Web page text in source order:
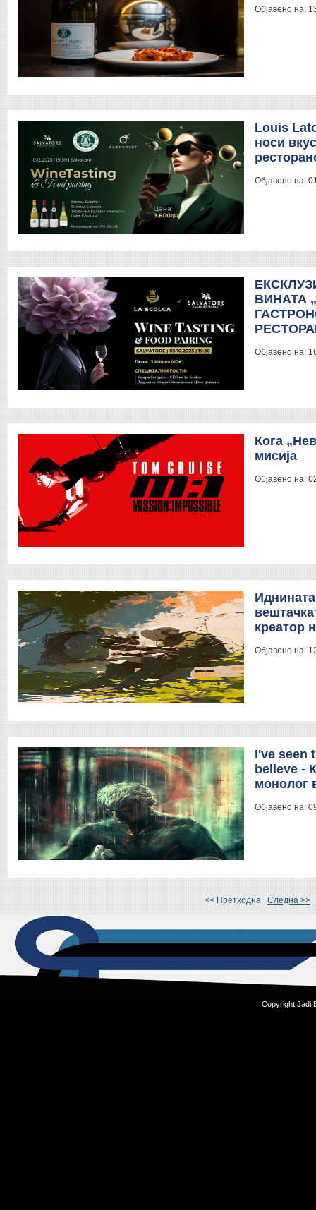
Објавено на:
Louis
носи
Објавено на:
ВИНАТА
Објавено на:
Кога
мисија
Објавено на:
креатор
Објавено на:
I've seen
believe -
монолог
Објавено на:
<< Претходна Следна >>
Copyright Jadi